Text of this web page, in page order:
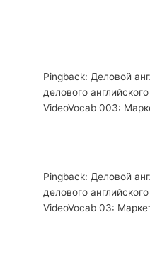
Pingback: Деловой
делового
VideoVocab 003:
Pingback: Деловой
делового
VideoVocab 03: